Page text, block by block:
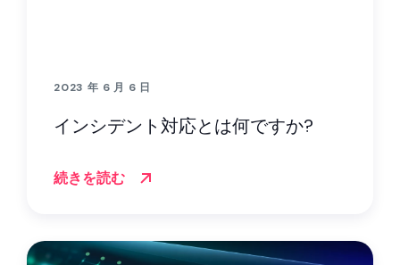
ブログ
2023 年 6 月 6 日
インシデント対応とは何ですか?
続きを読む